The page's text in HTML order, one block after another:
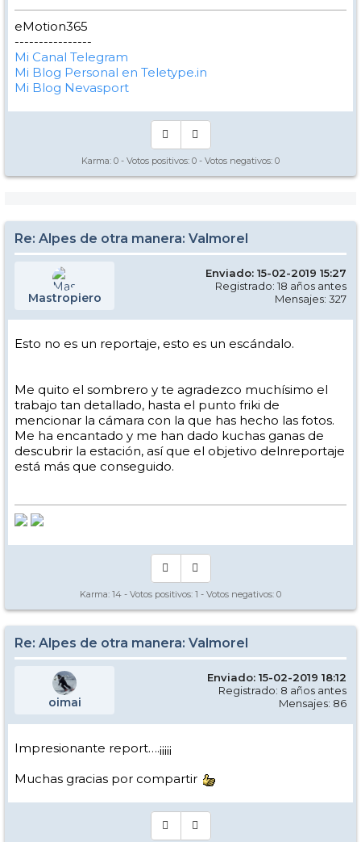
eMotion365
----------------
Mi Canal Telegram
Mi Blog Personal en Teletype.in
Mi Blog Nevasport
Karma: 0 - Votos positivos: 0 - Votos negativos: 0
Re: Alpes de otra manera: Valmorel
Mastropiero
Enviado: 15-02-2019 15:27
Registrado: 18 años antes
Mensajes: 327
Esto no es un reportaje, esto es un escándalo.
Me quito el sombrero y te agradezco muchísimo el
trabajo tan detallado, hasta el punto friki de
mencionar la cámara con la que has hecho las fotos.
Me ha encantado y me han dado kuchas ganas de
descubrir la estación, así que el objetivo delnreportaje
está más que conseguido.
Karma: 14 - Votos positivos: 1 - Votos negativos: 0
Re: Alpes de otra manera: Valmorel
oimai
Enviado: 15-02-2019 18:12
Registrado: 8 años antes
Mensajes: 86
Impresionante report….¡¡¡¡¡
Muchas gracias por compartir